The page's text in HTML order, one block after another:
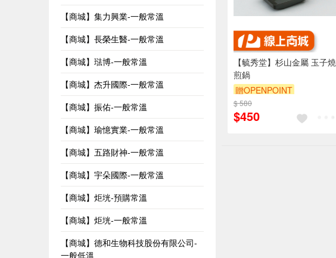
【商城】集力興業-一般常溫
【商城】長榮生醫-一般常溫
【商城】琺博-一般常溫
【商城】杰升國際-一般常溫
【商城】振佑-一般常溫
【商城】瑜憶實業-一般常溫
【商城】五路財神-一般常溫
【商城】宇朵國際-一般常溫
【商城】炬垙-預購常溫
【商城】炬垙-一般常溫
【商城】德和生物科技股份有限公司-
一般低溫
【毓秀堂】杉山金屬 玉子燒
煎鍋
贈OPENPOINT
$ 580
$450